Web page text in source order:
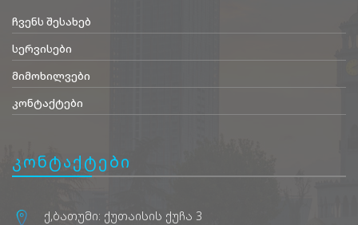
ჩვენს შესახებ
სერვისები
მიმოხილვები
კონტაქტები
კონტაქტები
ქ,ბათუმი: ქუთაისის ქუჩა 3